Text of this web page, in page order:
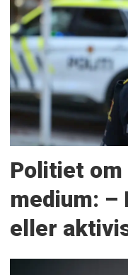
Politiet
medium: –
eller